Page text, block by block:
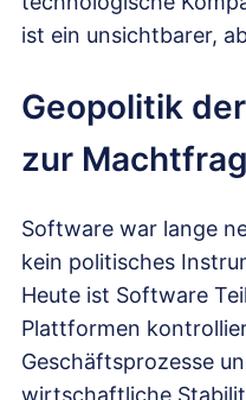
ist ein unsichtbarer,
Geopolitik
zur
Software war lange
kein politisches
Heute ist Software
Plattformen
Geschäftsprozesse
wirtschaftliche